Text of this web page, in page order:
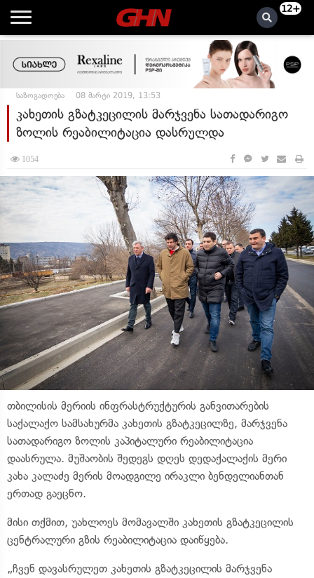
12+
საზოგადოება 08 მარტი 2019, 13:53
კახეთის გზატკეცილის მარჯვენა სათადარიგო
ზოლის რეაბილიტაცია დასრულდა
1054
თბილისის მერიის ინფრასტრუქტურის განვითარების
საქალაქო სამსახურმა კახეთის გზატკეცილზე, მარჯვენა
სათადარიგო ზოლის კაპიტალური რეაბილიტაცია
დაასრულა. მუშაობის შედეგს დღეს დედაქალაქის მერი
კახა კალაძე მერის მოადგილე ირაკლი ბენდელიანთან
ერთად გაეცნო.
მისი თქმით, უახლოეს მომავალში კახეთის გზატკეცილის
ცენტრალური გზის რეაბილიტაცია დაიწყება.
„ჩვენ დავასრულეთ კახეთის გზატკეცილის მარჯვენა